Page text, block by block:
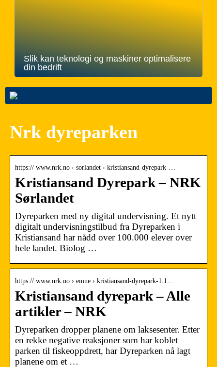
Slik kan teknologi og maskiner optimalisere
din bedrift
Nrk dyreparken
https:// www.nrk.no › sorlandet › kristiansand-dyrepark-…
Kristiansand Dyrepark – NRK
Sørlandet
Dyreparken med ny digital undervisning. Et nytt
digitalt undervisningstilbud fra Dyreparken i
Kristiansand har nådd over 100.000 elever over
hele landet. Biolog …
https:// www.nrk.no › emne › kristiansand-dyrepark-1.1…
Kristiansand dyrepark – Alle
artikler – NRK
Dyreparken dropper planene om laksesenter. Etter
en rekke negative reaksjoner som har koblet
parken til fiskeoppdrett, har Dyreparken nå lagt
planene om et …